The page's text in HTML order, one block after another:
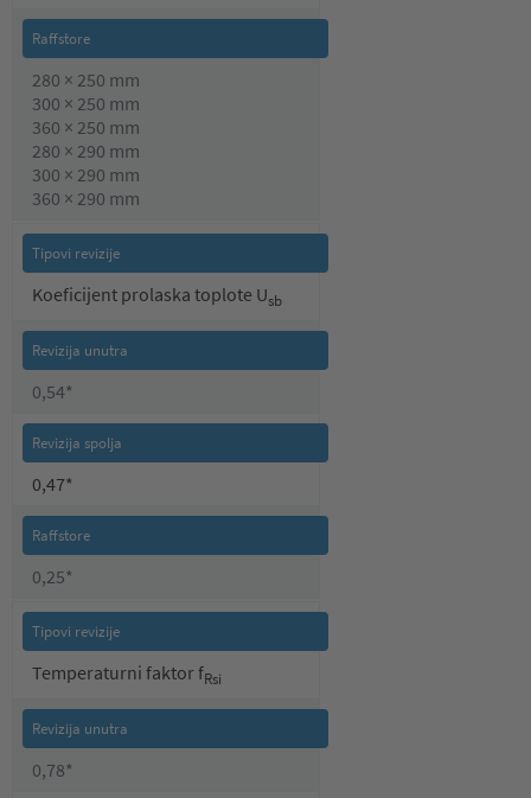
280 × 250 mm
300 × 250 mm
360 × 250 mm
280 × 290 mm
300 × 290 mm
360 × 290 mm
Koeficijent prolaska toplote Usb
0,54*
0,47*
0,25*
Temperaturni faktor fRsi
0,78*